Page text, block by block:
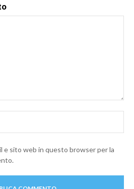
e sito web in questo browser per la